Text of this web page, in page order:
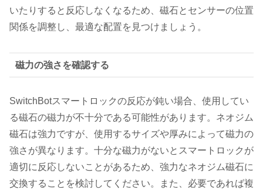
いたりすると反応しなくなるため、磁石とセンサーの位置
関係を調整し、最適な配置を見つけましょう。
磁力の強さを確認する
SwitchBotスマートロックの反応が鈍い場合、使用してい
る磁石の磁力が不十分である可能性があります。ネオジム
磁石は強力ですが、使用するサイズや厚みによって磁力の
強さが異なります。十分な磁力がないとスマートロックが
適切に反応しないことがあるため、強力なネオジム磁石に
交換することを検討してください。また、必要であれば複